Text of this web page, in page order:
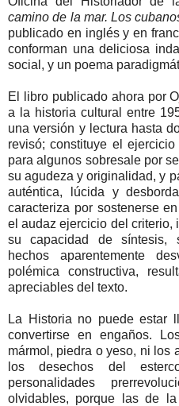
camino de la mar. Los
publicado en inglés y en
conforman una deliciosa
social, y un poema
El libro publicado ahora por
a la historia cultural entre
una versión y lectura hasta
revisó; constituye el
para algunos sobresale por
su agudeza y originalidad, y
auténtica, lúcida y
caracteriza por sostenerse
el audaz ejercicio del criterio,
su capacidad de síntesis,
hechos aparentemente
polémica constructiva,
apreciables del texto.
La Historia no puede estar
convertirse en engaños.
mármol, piedra o yeso, ni los
los desechos del
personalidades
olvidables, porque las de